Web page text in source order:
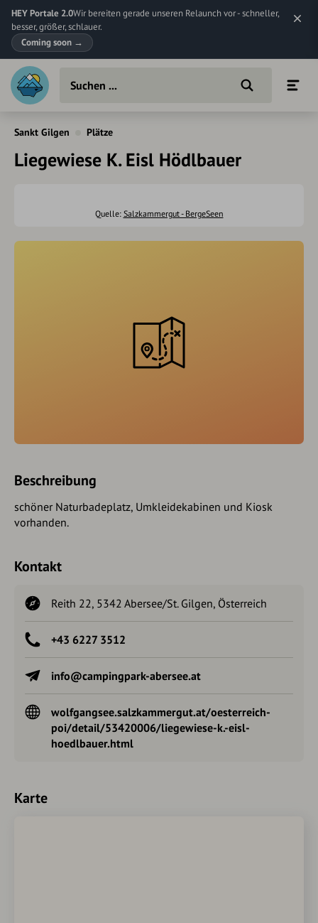
HEY Portale 2.0Wir bereiten gerade unseren Relaunch vor - schneller,
besser, größer, schlauer.
Coming soon →
Sankt Gilgen Plätze
Liegewiese K. Eisl Hödlbauer
Quelle: Salzkammergut - BergeSeen
Beschreibung
schöner Naturbadeplatz, Umkleidekabinen und Kiosk
vorhanden.
Kontakt
Reith 22, 5342 Abersee/St. Gilgen, Österreich
+43 6227 3512
info@campingpark-abersee.at
wolfgangsee.salzkammergut.at/oesterreich-
poi/detail/53420006/liegewiese-k.-eisl-
hoedlbauer.html
Karte